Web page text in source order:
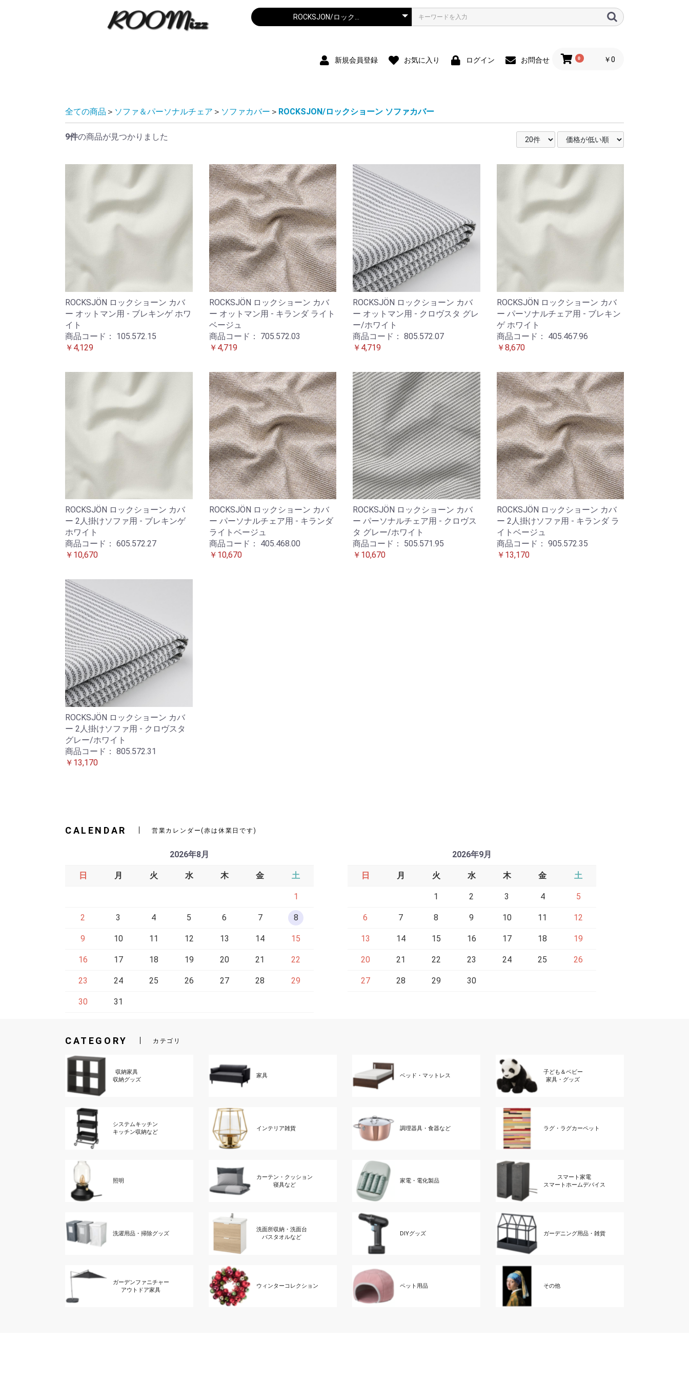
新規会員登録 お気に入り ログイン お問合せ 0 ￥0
全ての商品 ＞ ソファ＆パーソナルチェア ＞ ソファカバー ＞ ROCKSJON/ロックショーン ソファカバー
9件の商品が見つかりました
ROCKSJÖN ロックショーン カバ
ー オットマン用 - ブレキンゲ ホワ
イト
商品コード： 105.572.15
￥4,129
ROCKSJÖN ロックショーン カバ
ー オットマン用 - キランダ ライト
ベージュ
商品コード： 705.572.03
￥4,719
ROCKSJÖN ロックショーン カバ
ー オットマン用 - クロヴスタ グレ
ー/ホワイト
商品コード： 805.572.07
￥4,719
ROCKSJÖN ロックショーン カバ
ー パーソナルチェア用 - ブレキン
ゲ ホワイト
商品コード： 405.467.96
￥8,670
ROCKSJÖN ロックショーン カバ
ー 2人掛けソファ用 - ブレキンゲ
ホワイト
商品コード： 605.572.27
￥10,670
ROCKSJÖN ロックショーン カバ
ー パーソナルチェア用 - キランダ
ライトベージュ
商品コード： 405.468.00
￥10,670
ROCKSJÖN ロックショーン カバ
ー パーソナルチェア用 - クロヴス
タ グレー/ホワイト
商品コード： 505.571.95
￥10,670
ROCKSJÖN ロックショーン カバ
ー 2人掛けソファ用 - キランダ ラ
イトベージュ
商品コード： 905.572.35
￥13,170
ROCKSJÖN ロックショーン カバ
ー 2人掛けソファ用 - クロヴスタ
グレー/ホワイト
商品コード： 805.572.31
￥13,170
CALENDAR 営業カレンダー(赤は休業日です)
2026年8月
日 月 火 水 木 金 土
1
2 3 4 5 6 7 8
9 10 11 12 13 14 15
16 17 18 19 20 21 22
23 24 25 26 27 28 29
30 31
2026年9月
日 月 火 水 木 金 土
1 2 3 4 5
6 7 8 9 10 11 12
13 14 15 16 17 18 19
20 21 22 23 24 25 26
27 28 29 30
CATEGORY カテゴリ
収納家具
収納グッズ
家具 ベッド・マットレス
子ども＆ベビー
家具・グッズ
システムキッチン
キッチン収納など
インテリア雑貨 調理器具・食器など ラグ・ラグカーペット
照明
カーテン・クッション
寝具など
家電・電化製品
スマート家電
スマートホームデバイス
洗濯用品・掃除グッズ
洗面所収納・洗面台
バスタオルなど
DIYグッズ ガーデニング用品・雑貨
ガーデンファニチャー
アウトドア家具
ウィンターコレクション ペット用品 その他